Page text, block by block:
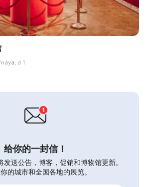
d 1
给你的一封信！
发送公告，博客，促销和博物馆更新。
的城市和全国各地的展览。